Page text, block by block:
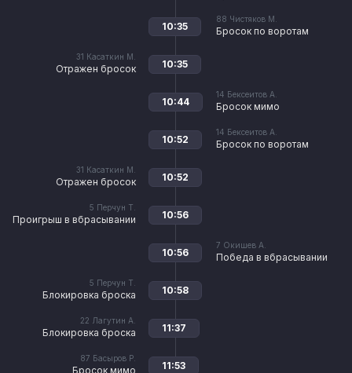
88 Чистяков М.
Бросок по воротам
10:35
31 Касаткин М.
Отражен бросок 10:35
14 Бексеитов А.
Бросок мимо
10:44
14 Бексеитов А.
Бросок по воротам
10:52
31 Касаткин М.
Отражен бросок 10:52
5 Перчун Т.
Проигрыш в вбрасывании 10:56
7 Окишев А.
Победа в вбрасывании
10:56
5 Перчун Т.
Блокировка броска 10:58
22 Лагутин А.
Блокировка броска 11:37
87 Басыров Р.
Бросок мимо 11:53